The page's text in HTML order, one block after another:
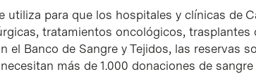
utiliza para que los hospitales y clínicas de
tratamientos oncológicos,
el Banco de Sangre y Tejidos, las reservas
más de 1.000 donaciones de sangre